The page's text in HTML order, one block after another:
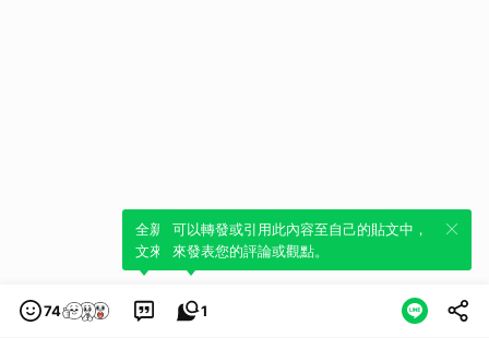
74
全新體驗！一鍵引用此內容，透過發布貼
文來輕鬆表達個人立場。
1
可以轉發或引用此內容至自己的貼文中，
來發表您的評論或觀點。